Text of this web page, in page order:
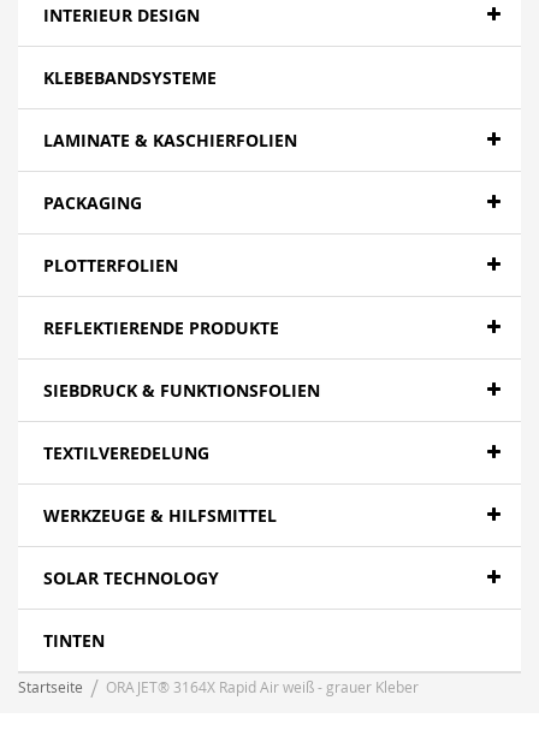
INTERIEUR DESIGN
KLEBEBANDSYSTEME
LAMINATE & KASCHIERFOLIEN
PACKAGING
PLOTTERFOLIEN
REFLEKTIERENDE PRODUKTE
SIEBDRUCK & FUNKTIONSFOLIEN
TEXTILVEREDELUNG
WERKZEUGE & HILFSMITTEL
SOLAR TECHNOLOGY
TINTEN
Startseite ORAJET® 3164X Rapid Air weiß - grauer Kleber